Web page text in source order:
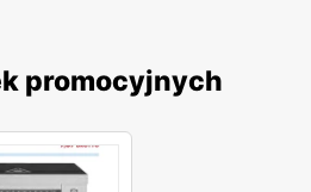
promocyjnych